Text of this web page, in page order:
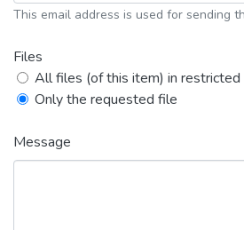
This email address is used for sending
Files
All files (of this item) in restricted
Only the requested file
Message